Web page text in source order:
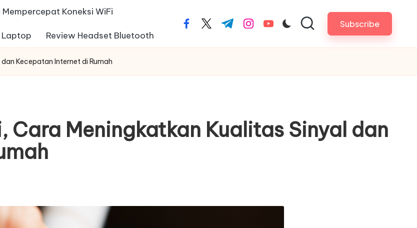
Mempercepat Koneksi WiFi
Laptop Review Headset Bluetooth
facebook.com
twitter.com
t.me instagram.com
youtube.com Subscribe
Kecepatan Internet di Rumah
Cara Meningkatkan Kualitas Sinyal dan